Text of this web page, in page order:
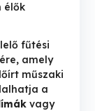
élők
fűtési
amely
műszaki
a
vagy